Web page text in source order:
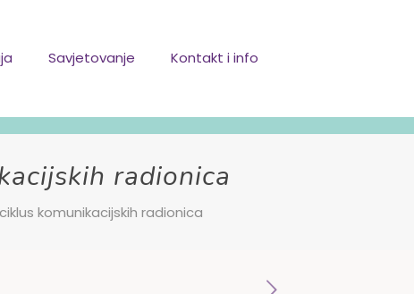
Savjetovanje Kontakt i info
radionica
komunikacijskih radionica